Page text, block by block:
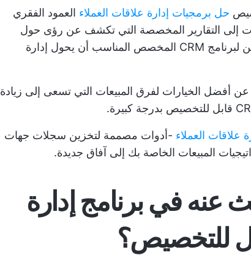
حل برمجيات إدارة علاقات العملاء العمود الفقري
إلى التقارير المخصصة التي تكشف عن رؤى حول
خطوط أنابيب المبيعات وبيانات العملاء، يمكن لبرنامج CRM المخصص المناسب أن يحول إدارة
أفضل الخيارات لفرق المبيعات التي تسعى إلى زيادة
علاقات العملاء -أدوات مصممة لتخزين سجلات جهات
المبيعات الخاصة بك إلى آفاق جديدة.
عنه في برنامج إدارة
للتخصيص؟